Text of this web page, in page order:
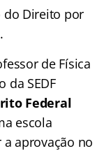
do Direito por
de Física
da SEDF
Federal
escola
aprovação no